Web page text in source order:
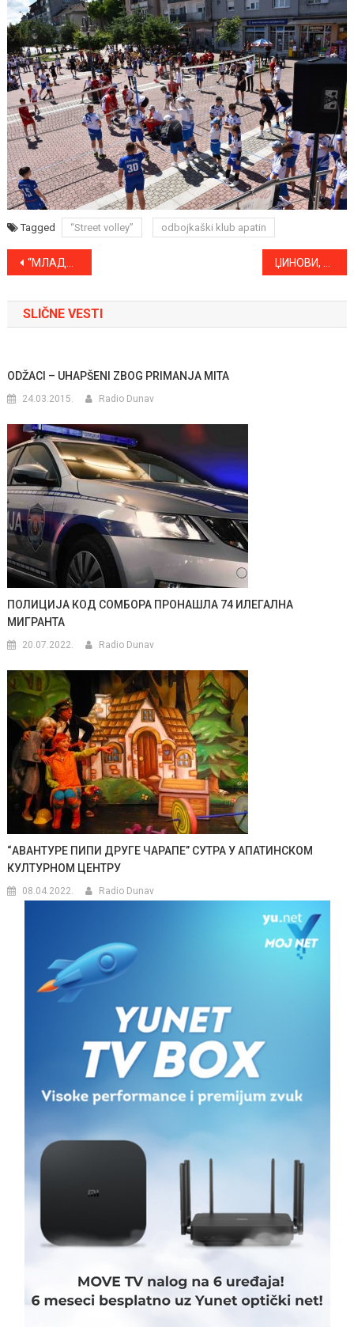
Tagged “Street volley” odbojkaški klub apatin
Kretanje
članka
“МЛАДОСТ” СЕ ПОРАЗОМ ОПРОСТИЛА ОД СВОЈЕ ПУБЛИКЕ
SLIČNE VESTI
ODŽACI – UHAPŠENI ZBOG PRIMANJA MITA
24.03.2015. Radio Dunav
ПОЛИЦИЈА КОД СОМБОРА ПРОНАШЛА 74 ИЛЕГАЛНА
МИГРАНТА
20.07.2022. Radio Dunav
“АВАНТУРЕ ПИПИ ДРУГЕ ЧАРАПЕ” СУТРА У АПАТИНСКОМ
КУЛТУРНОМ ЦЕНТРУ
08.04.2022. Radio Dunav